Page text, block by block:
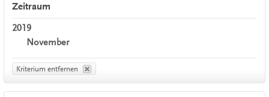
Zeitraum
2019
November
Kriterium entfernen